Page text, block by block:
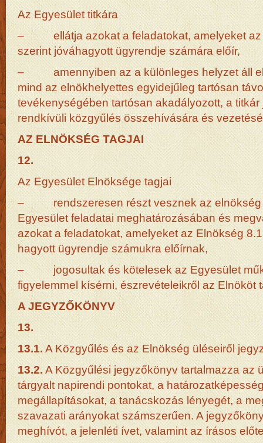
Az Egyesület titkára
– ellátja azokat a feladatokat, amelyeket az
szerint jóváhagyott ügyrendje számára előír,
– amennyiben az a különleges helyzet áll
mind az elnökhelyettes egyidejűleg tartósan
tevékenységében tartósan akadályozott, a
rendkívüli közgyűlés összehívására és
AZ ELNÖKSÉG TAGJAI
12.
Az Egyesület Elnöksége tagjai
– rendszeresen részt vesznek az elnökség
Egyesület feladatai meghatározásában és
azokat a feladatokat, amelyeket az Elnökség
hagyott ügyrendje számukra előírnak,
– jogosultak és kötelesek az Egyesület
figyelemmel kísérni, észrevételeikről az Elnököt
A JEGYZŐKÖNYV
13.
13.1.A Közgyűlés és az Elnökség üléseiről
13.2. A Közgyűlési jegyzőkönyv tartalmazza az
tárgyalt napirendi pontokat, a
megállapításokat, a tanácskozás lényegét, a
szavazati arányokat számszerűen. A
meghívót, a jelenléti ívet, valamint az írásos